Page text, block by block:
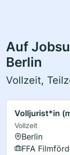
Auf
Berlin
Vollzeit,
Volljurist*in
Vollzeit
Berlin
FFA